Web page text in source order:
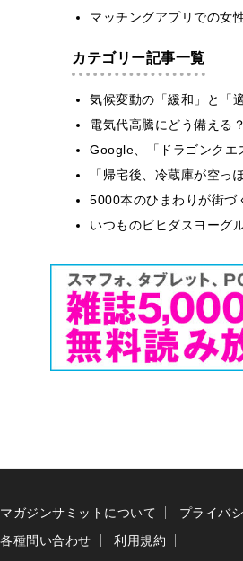
マッチングアプリでの女
カテゴリー記事一覧
気候変動の「緩和」と「
電気代高騰にどう備える
Google、「ドラゴンク
「帰宅後、冷蔵庫が空
5000本のひまわりが街
いつものビヒダスヨー
マガジンサミットについて プライバ
各種問い合わせ
利用規約